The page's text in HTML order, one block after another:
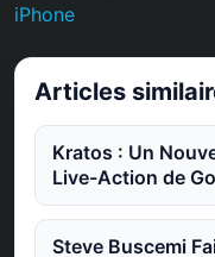
iPhone
Articles
Kratos : Un
Live-Action de
Steve Buscemi